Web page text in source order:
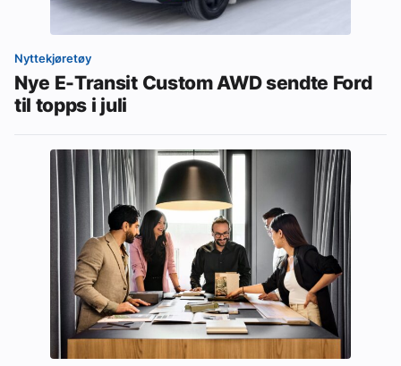
Nyttekjøretøy
Nye E-Transit Custom AWD sendte Ford
til topps i juli